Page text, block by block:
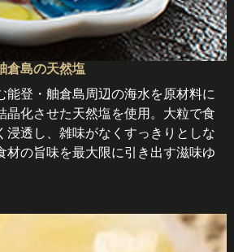
倉島の天然塩
能登・舳倉島周辺の海水を原材料に
晶化させた天然塩を使用。大粒で食
浸透し、雑味がなくすっきりとしな
材の旨味を最大限に引き出す滋味ゆ